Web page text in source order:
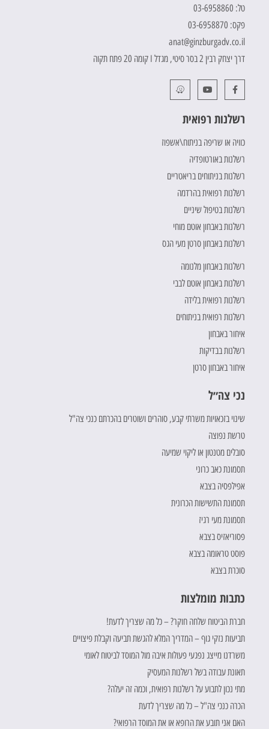
טל: 03-6958860
פקס: 03-6958870
anat@ginzburgadv.co.il
דרך יצחק רבין 2 בסר סיטי, מגדל I קומה 20 פתח תקוה
רשלנות רפואית
כוויה או שריפה בניתוח\אשפוז
רשלנות באורטופדיה
רשלנות בניתוחים בריאטריים
רשלנות רפואית בהרדמה
רשלנות בטיפול שיניים
רשלנות באבחון אוטם מוחי
רשלנות באבחון סרטן מעי הגס
רשלנות באבחון מלנומה
רשלנות באבחון אוטם לבבי
רשלנות רפואית בלידה
רשלנות רפואית בניתוחים
איחור באבחון
רשלנות בבדיקות
איחור באבחון סרטן
נכי צה״ל
שינוי בזכאויות משרתי קבע, סוהרים ושוטרים בהכרתם כנכי צה"ל
טרשת נפוצה
סובלים מטנטון או ליקוי שמיעה
תסמונת כאב כרוני
אפילפסיה בצבא
תסמונת התשישות הכרונית
תסמונת מעי רגיז
פסוריאזיס בצבא
פוסט טראומה בצבא
סוכרת בצבא
כתבות מומלצות
חברת הביטוח שלחה חוקר? – כל מה שצריך לדעת!
תביעות נזקי גוף – המדריך המלא להגשת תביעה וקבלת פיצויים
משרדנו מייצג נפגעי פעולות איבה מול המוסד לביטוח לאומי
תאונת עבודה בשל רשלנות המעסיק
מתי נכון לתבוע על רשלנות רפואית, וכמה זה יעלה?
הכרה כנכי צה"ל – כל מה שצריך לדעת
האם אני תובע את הרופא או את המוסד הרפואי?